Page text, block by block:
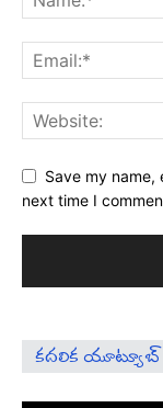
Save my name,
next time I
కదలిక